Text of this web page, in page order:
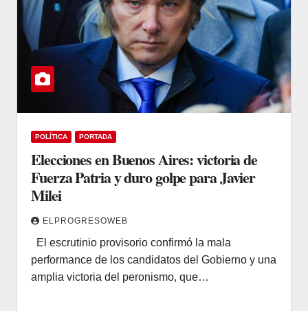
POLÍTICA PORTADA
Elecciones en Buenos Aires: victoria de
Fuerza Patria y duro golpe para Javier
Milei
ELPROGRESOWEB
El escrutinio provisorio confirmó la mala
performance de los candidatos del Gobierno y una
amplia victoria del peronismo, que…